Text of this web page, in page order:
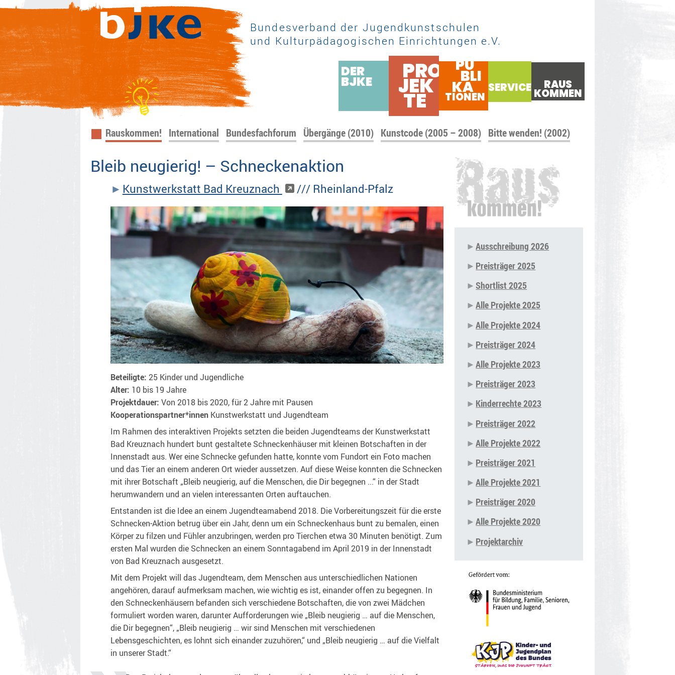
Bundesverband der Jugendkunstschulen
und Kulturpädagogischen Einrichtungen e.V.
DER
BJKE PRO
JEK
TE
PU
BLI
KA
TIONEN
SERVICE RAUS
KOMMEN
Navigation
Rauskommen! International Bundesfachforum Übergänge (2010) Kunstcode (2005 – 2008) Bitte wenden! (2002)
Bleib neugierig! – Schneckenaktion
Kunstwerkstatt Bad Kreuznach /// Rheinland-Pfalz
Beteiligte: 25 Kinder und Jugendliche
Alter: 10 bis 19 Jahre
Projektdauer: Von 2018 bis 2020, für 2 Jahre mit Pausen
Kooperationspartner*innen Kunstwerkstatt und Jugendteam
Im Rahmen des interaktiven Projekts setzten die beiden Jugendteams der Kunstwerkstatt
Bad Kreuznach hundert bunt gestaltete Schneckenhäuser mit kleinen Botschaften in der
Innenstadt aus. Wer eine Schnecke gefunden hatte, konnte vom Fundort ein Foto machen
und das Tier an einem anderen Ort wieder aussetzen. Auf diese Weise konnten die Schnecken
mit ihrer Botschaft „Bleib neugierig, auf die Menschen, die Dir begegnen ...“ in der Stadt
herumwandern und an vielen interessanten Orten auftauchen.
Entstanden ist die Idee an einem Jugendteamabend 2018. Die Vorbereitungszeit für die erste
Schnecken-Aktion betrug über ein Jahr, denn um ein Schneckenhaus bunt zu bemalen, einen
Körper zu filzen und Fühler anzubringen, werden pro Tierchen etwa 30 Minuten benötigt. Zum
ersten Mal wurden die Schnecken an einem Sonntagabend im April 2019 in der Innenstadt
von Bad Kreuznach ausgesetzt.
Mit dem Projekt will das Jugendteam, dem Menschen aus unterschiedlichen Nationen
angehören, darauf aufmerksam machen, wie wichtig es ist, einander offen zu begegnen. In
den Schneckenhäusern befanden sich verschiedene Botschaften, die von zwei Mädchen
formuliert worden waren, darunter Aufforderungen wie „Bleib neugierig … auf die Menschen,
die Dir begegnen“, „Bleib neugierig … wir sind Menschen mit verschiedenen
Lebensgeschichten, es lohnt sich einander zuzuhören,“ und „Bleib neugierig … auf die Vielfalt
in unserer Stadt.“
überspringen
Ausschreibung 2026
Preisträger 2025
Shortlist 2025
Alle Projekte 2025
Alle Projekte 2024
Preisträger 2024
Alle Projekte 2023
Preisträger 2023
Kinderrechte 2023
Preisträger 2022
Alle Projekte 2022
Preisträger 2021
Alle Projekte 2021
Preisträger 2020
Alle Projekte 2020
Projektarchiv